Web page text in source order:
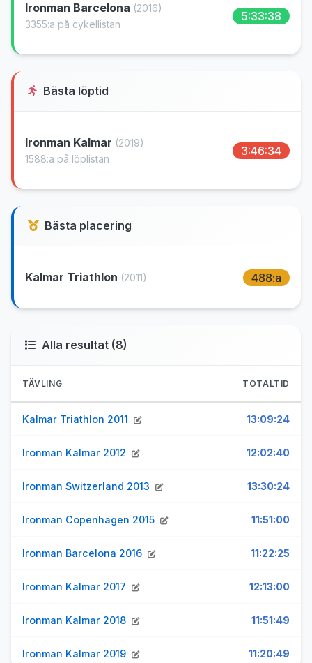
Ironman Barcelona (2016)
3355:a på cykellistan
5:33:38
Bästa löptid
Ironman Kalmar (2019)
1588:a på löplistan
3:46:34
Bästa placering
Kalmar Triathlon (2011) 488:a
Alla resultat (8)
TÄVLING TOTALTID
Kalmar Triathlon 2011 13:09:24
Ironman Kalmar 2012 12:02:40
Ironman Switzerland 2013 13:30:24
Ironman Copenhagen 2015 11:51:00
Ironman Barcelona 2016 11:22:25
Ironman Kalmar 2017 12:13:00
Ironman Kalmar 2018 11:51:49
Ironman Kalmar 2019 11:20:49